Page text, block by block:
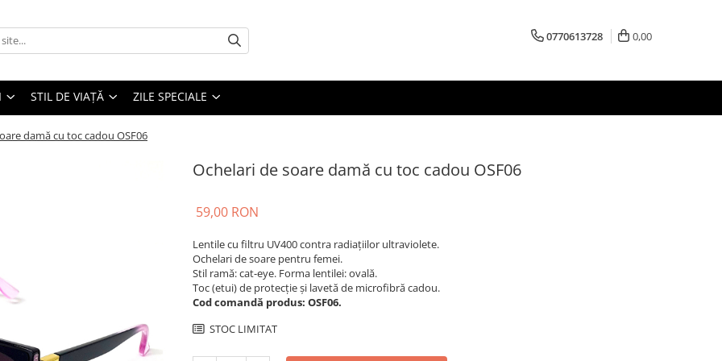
0770613728 0,00
STIL DE VIAȚĂ ZILE SPECIALE
damă cu toc cadou OSF06
Ochelari de soare damă cu toc cadou OSF06
59,00 RON
Lentile cu filtru UV400 contra radiațiilor ultraviolete.
Ochelari de soare pentru femei.
Stil ramă: cat-eye. Forma lentilei: ovală.
Toc (etui) de protecție și lavetă de microfibră cadou.
Cod comandă produs: OSF06.
STOC LIMITAT